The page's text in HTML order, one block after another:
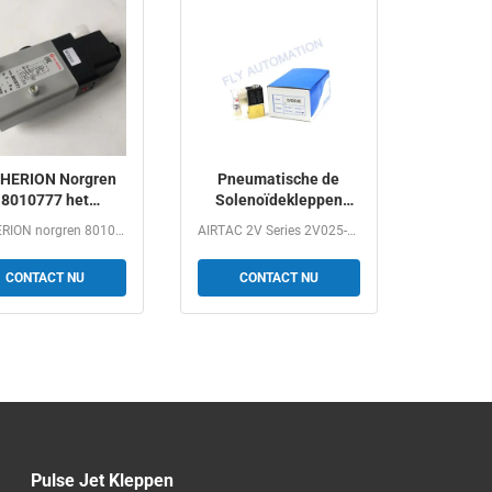
Norgren
8010777 het
van
DC24V 3/2
IMI HERION norgren 8010777 AC220V DC24V 3/2 5/2 Aluminium...
CONTACT NU
Pneumatische de
Solenoïdekleppen
2V025-06 van de hoge
AIRTAC 2V Series 2V025-06 G1/8 2/2Way Normally Closed...
CONTACT NU
Pulse Jet Kleppen